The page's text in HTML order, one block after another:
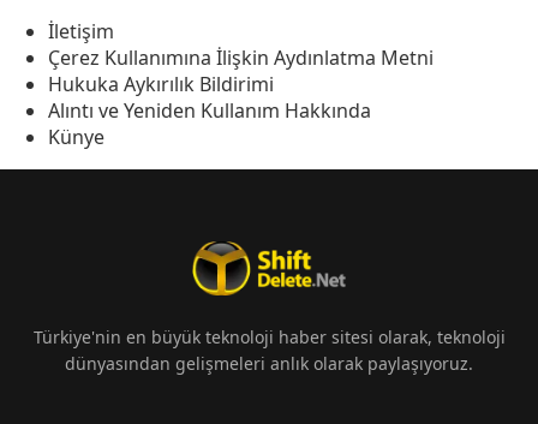
İletişim
Çerez Kullanımına İlişkin Aydınlatma Metni
Hukuka Aykırılık Bildirimi
Alıntı ve Yeniden Kullanım Hakkında
Künye
Türkiye'nin en büyük teknoloji haber sitesi olarak, teknoloji
dünyasından gelişmeleri anlık olarak paylaşıyoruz.